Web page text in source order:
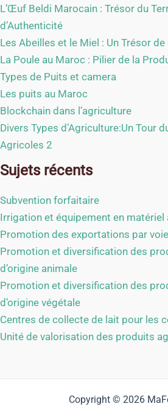
L’Œuf Beldi Marocain : Trésor du
d’Authenticité
Les Abeilles et le Miel : Un Trésor
La Poule au Maroc : Pilier de la
Types de Puits et camera
Les puits au Maroc
Blockchain dans l’agriculture
Divers Types d’Agriculture:Un Tour
Agricoles 2
Sujets récents
Subvention forfaitaire
Irrigation et équipement en matériel
Promotion des exportations par
Promotion et diversification des
d’origine animale
Promotion et diversification des
d’origine végétale
Centres de collecte de lait pour les
Unité de valorisation des produits
Copyright © 2026